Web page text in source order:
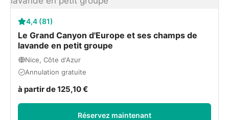
4,4 (81)
Le Grand Canyon d'Europe et ses champs de
lavande en petit groupe
Nice, Côte d'Azur
Annulation gratuite
à partir de 125,10 €
Réservez maintenant